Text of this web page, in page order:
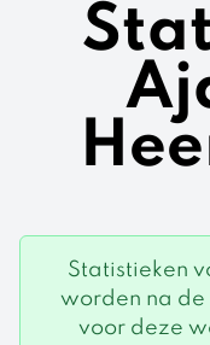
Statistieken
worden na
voor deze